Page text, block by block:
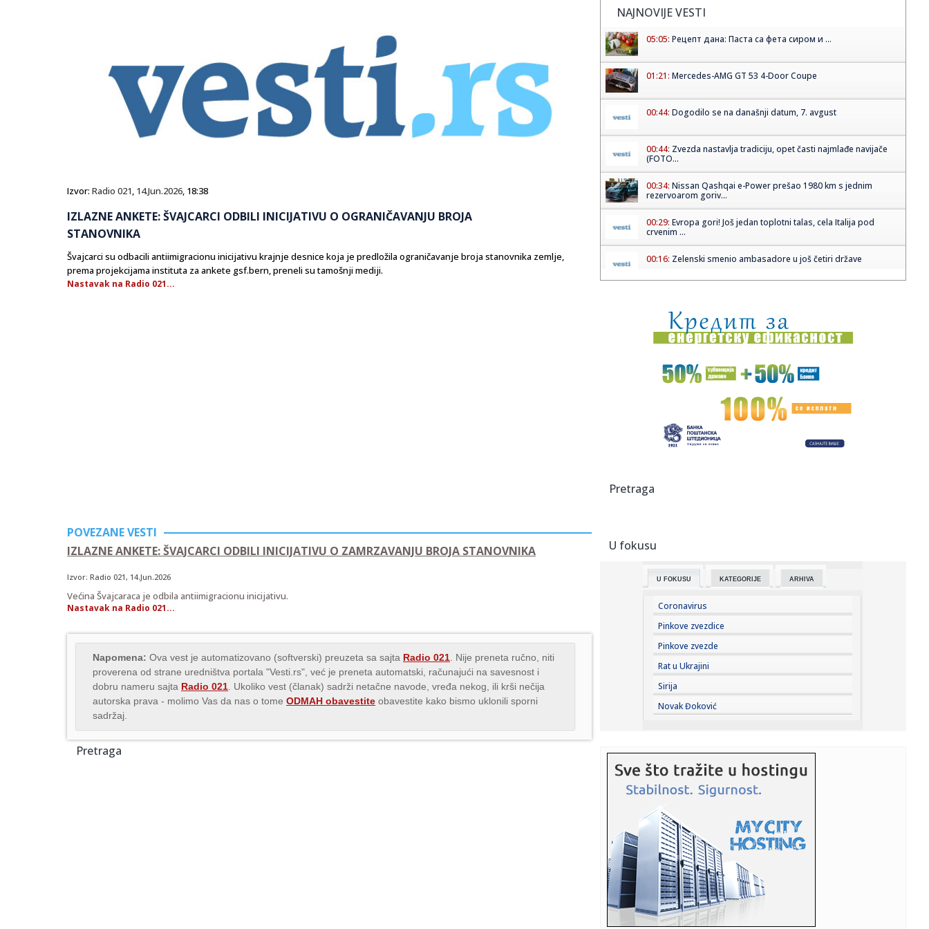
Izvor: Radio 021, 14.Jun.2026, 18:38
IZLAZNE ANKETE: ŠVAJCARCI ODBILI INICIJATIVU O OGRANIČAVANJU BROJA
STANOVNIKA
Švajcarci su odbacili antiimigracionu inicijativu krajnje desnice koja je predložila ograničavanje broja stanovnika zemlje,
prema projekcijama instituta za ankete gsf.bern, preneli su tamošnji mediji.
Nastavak na Radio 021...
POVEZANE VESTI
IZLAZNE ANKETE: ŠVAJCARCI ODBILI INICIJATIVU O ZAMRZAVANJU BROJA STANOVNIKA
Izvor: Radio 021, 14.Jun.2026
Većina Švajcaraca je odbila antiimigracionu inicijativu.
Nastavak na Radio 021...
Napomena: Ova vest je automatizovano (softverski) preuzeta sa sajta Radio 021 . Nije preneta ručno, niti
proverena od strane uredništva portala "Vesti.rs", već je preneta automatski, računajući na savesnost i
dobru nameru sajta Radio 021 . Ukoliko vest (članak) sadrži netačne navode, vređa nekog, ili krši nečija
autorska prava - molimo Vas da nas o tome ODMAH obavestite obavestite kako bismo uklonili sporni
sadržaj.
Pretraga
NAJNOVIJE VESTI
05:05: Рецепт дана: Паста са фета сиром и ...
01:21: Mercedes-AMG GT 53 4-Door Coupe
00:44: Dogodilo se na današnji datum, 7. avgust
00:44: Zvezda nastavlja tradiciju, opet časti najmlađe navijače
(FOTO...
00:34: Nissan Qashqai e-Power prešao 1980 km s jednim
rezervoarom goriv...
00:29: Evropa gori! Još jedan toplotni talas, cela Italija pod
crvenim ...
00:16: Zelenski smenio ambasadore u još četiri države
00:05:Roganović ne pomišlja na opuštanje: Uvek ima mesta za
napredak...
00:04:Vukotić ne zna ko je Baba: "Vidim da ga svi hvale"
Na današnji dan, 7. avgust
23:59:U predgrađu Damaska podignut autobus u vazduh, dve
posebno ga je ra...
23:48:
23:47: Škoda Peaq u serijskoj proizvodnji
23:44:"Mesi bi bio Pikaso" VIDEO
23:41:Marinović nakon pobjede: Zaslužili smo još koji gol, ali
svaka...
23:41:Može li ljetna avantura ipak nekako prerasti u ozbiljnu
vezu?
23:36: U Minhenu krenula serijska proizvodnja potpuno
električnog BMW-a...
23:35:
stoji...
23:34:PRE PAR MESECI SANJALI TITULU, SADA IH SVI DEMOLIRAJU:
Benfika si...
23:33:Težak udes žene iz BiH: Bmw-om se „zakucala“ u zid, na
nju ...
23:33:Kratak predah od vrućina: Pljuskovi noćas stižu u region,
Pretraga
U fokusu
U FOKUSU KATEGORIJE ARHIVA
Coronavirus
Pinkove zvezdice
Pinkove zvezde
Rat u Ukrajini
Sirija
Novak Đoković